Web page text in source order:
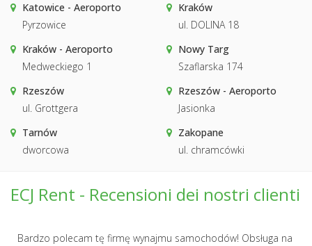
Katowice - Aeroporto
Pyrzowice
Kraków
ul. DOLINA 18
Kraków - Aeroporto
Medweckiego 1
Nowy Targ
Szaflarska 174
Rzeszów
ul. Grottgera
Rzeszów - Aeroporto
Jasionka
Tarnów
dworcowa
Zakopane
ul. chramcówki
ECJ Rent - Recensioni dei nostri clienti
Bardzo polecam tę firmę wynajmu samochodów! Obsługa na